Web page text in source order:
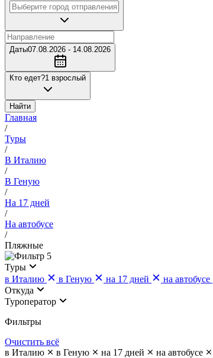
Даты07.08.2026 - 14.08.2026
Кто едет?1 взрослый
Найти
Главная
/
Туры
/
В Италию
/
В Геную
/
На 17 дней
/
На автобусе
/
Пляжные
5
Туры
в Италию
в Геную на 17 дней на автобусе
Откуда
Туроператор
Фильтры
Очистить всё
в Италию
в Геную на 17 дней на автобусе